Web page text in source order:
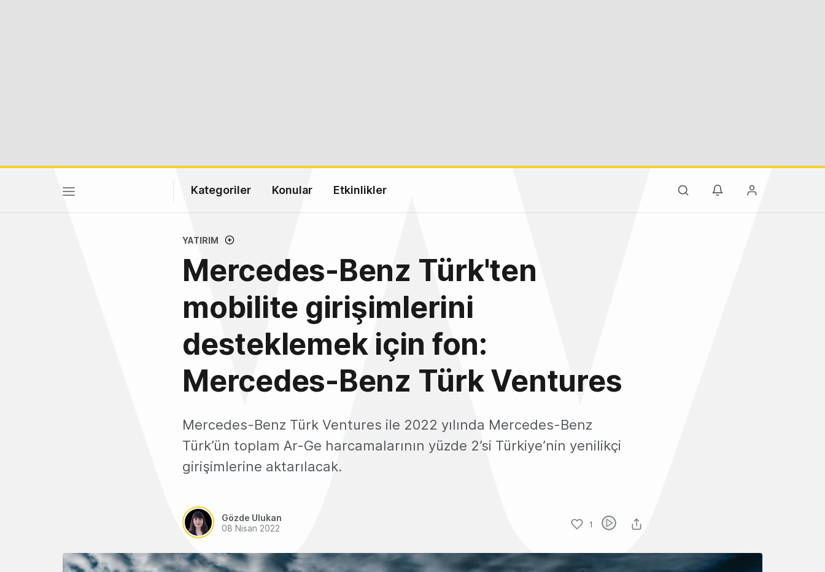
Kategoriler Konular Etkinlikler
YATIRIM
Mercedes-Benz Türk'ten
mobilite girişimlerini
desteklemek için fon:
Mercedes-Benz Türk Ventures
Mercedes-Benz Türk Ventures ile 2022 yılında Mercedes-Benz
Türk’ün toplam Ar-Ge harcamalarının yüzde 2’si Türkiye’nin yenilikçi
girişimlerine aktarılacak.
Gözde Ulukan
08 Nisan 2022
1